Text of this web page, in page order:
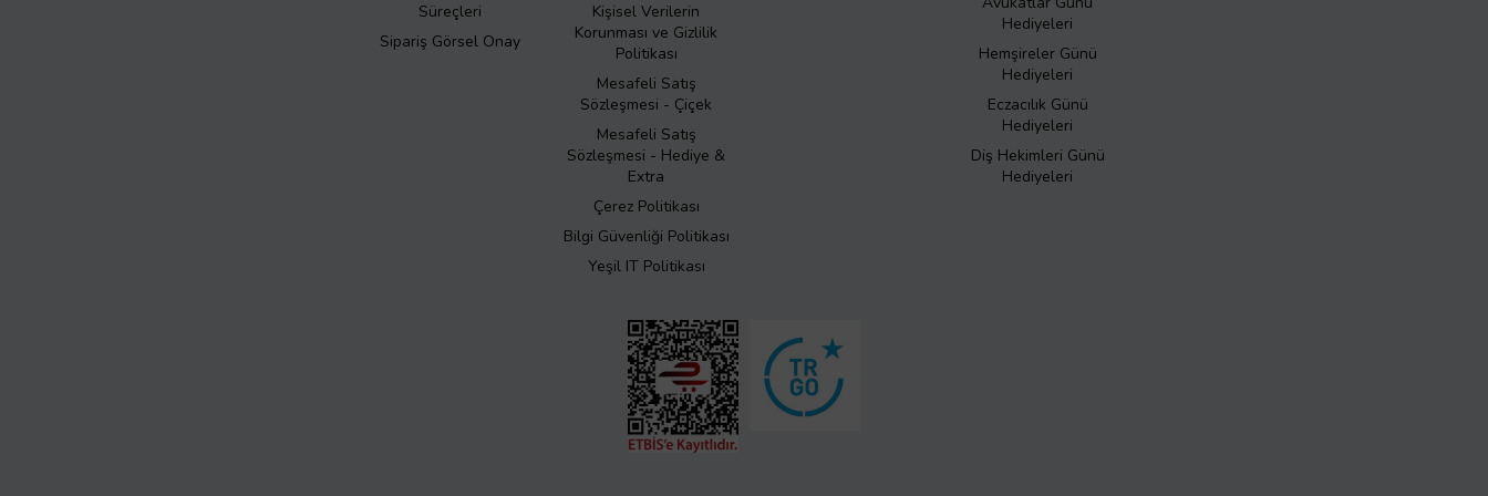
Süreçleri
Sipariş Görsel Onay
Kişisel Verilerin
Korunması ve Gizlilik
Politikası
Mesafeli Satış
Sözleşmesi - Çiçek
Mesafeli Satış
Sözleşmesi - Hediye &
Extra
Çerez Politikası
Bilgi Güvenliği Politikası
Yeşil IT Politikası
Hediyeleri
Hemşireler Günü
Hediyeleri
Eczacılık Günü
Hediyeleri
Diş Hekimleri Günü
Hediyeleri